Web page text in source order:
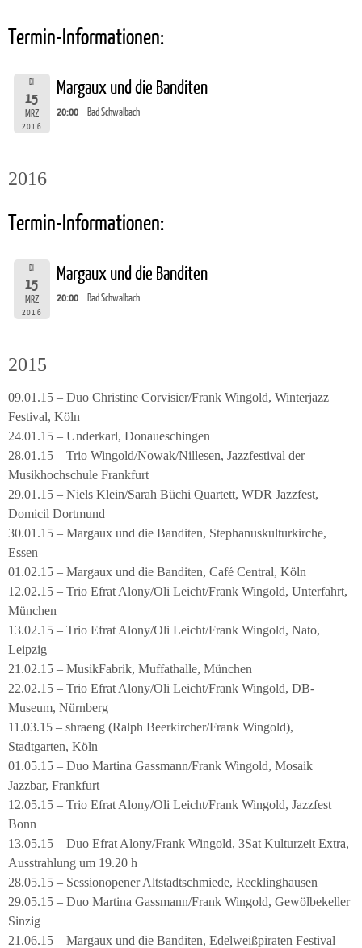
Termin-Informationen:
DI
15
MRZ
2016
Margaux und die Banditen
20:00 Bad Schwalbach
2016
Termin-Informationen:
DI
15
MRZ
2016
Margaux und die Banditen
20:00 Bad Schwalbach
2015
09.01.15 – Duo Christine Corvisier/Frank Wingold, Winterjazz
Festival, Köln
24.01.15 – Underkarl, Donaueschingen
28.01.15 – Trio Wingold/Nowak/Nillesen, Jazzfestival der
Musikhochschule Frankfurt
29.01.15 – Niels Klein/Sarah Büchi Quartett, WDR Jazzfest,
Domicil Dortmund
30.01.15 – Margaux und die Banditen, Stephanuskulturkirche,
Essen
01.02.15 – Margaux und die Banditen, Café Central, Köln
12.02.15 – Trio Efrat Alony/Oli Leicht/Frank Wingold, Unterfahrt,
München
13.02.15 – Trio Efrat Alony/Oli Leicht/Frank Wingold, Nato,
Leipzig
21.02.15 – MusikFabrik, Muffathalle, München
22.02.15 – Trio Efrat Alony/Oli Leicht/Frank Wingold, DB-
Museum, Nürnberg
11.03.15 – shraeng (Ralph Beerkircher/Frank Wingold),
Stadtgarten, Köln
01.05.15 – Duo Martina Gassmann/Frank Wingold, Mosaik
Jazzbar, Frankfurt
12.05.15 – Trio Efrat Alony/Oli Leicht/Frank Wingold, Jazzfest
Bonn
13.05.15 – Duo Efrat Alony/Frank Wingold, 3Sat Kulturzeit Extra,
Ausstrahlung um 19.20 h
28.05.15 – Sessionopener Altstadtschmiede, Recklinghausen
29.05.15 – Duo Martina Gassmann/Frank Wingold, Gewölbekeller
Sinzig
21.06.15 – Margaux und die Banditen, Edelweißpiraten Festival